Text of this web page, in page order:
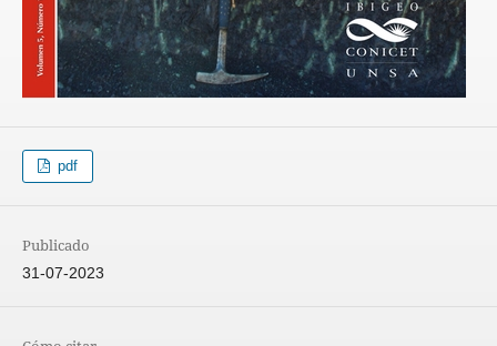
pdf
Publicado
31-07-2023